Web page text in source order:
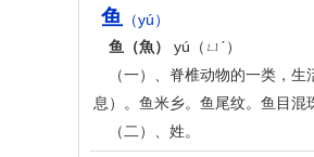
鱼
（yú）
鱼（魚）
yú（ㄩˊ）
（一）、脊椎动物的一类，
息）。鱼米乡。鱼尾纹。鱼目混
（二）、姓。